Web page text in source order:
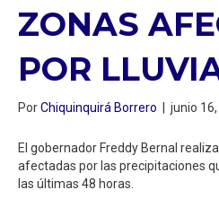
ZONAS
POR
PorChiquinquirá Borrero | junio
El gobernador Freddy Bernal
afectadas por las precipitaciones
las últimas 48 horas.